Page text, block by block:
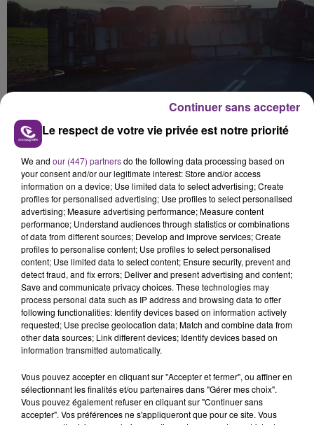
FIL D'ACTU
14h39
L'INSPECTION DU TRAVAIL RAPPELLE À
Le respect de votre vie privée est notre priorité
We and our (447) partnersdo the following data processing based on
your consent and/or our legitimate interest: Store and/or access
information on a device; Use limited data to select advertising; Create
profiles for personalised advertising; Use profiles to select personalised
advertising; Measure advertising performance; Measure content
performance; Understand audiences through statistics or combinations
of data from different sources; Develop and improve services; Create
profiles to personalise content; Use profiles to select personalised
content; Use limited data to select content; Ensure security, prevent and
detect fraud, and fix errors; Deliver and present advertising and content;
Save and communicate privacy choices. These technologies may
process personal data such as IP address and browsing data to offer
following functionalities: Identify devices based on information actively
requested; Use precise geolocation data; Match and combine data from
other data sources; Link different devices; Identify devices based on
information transmitted automatically.
Vous pouvez accepter en cliquant sur "Accepter et fermer", ou affiner en
sélectionnant les finalités et/ou partenaires dans "Gérer mes choix".
Vous pouvez également refuser en cliquant sur "Continuer sans
accepter". Vos préférences ne s'appliqueront que pour ce site. Vous
Continuer sans accepter